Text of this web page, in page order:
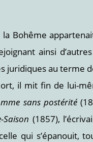
Bohême
ainsi
au terme
il mit fin de lui-
sans postérité
Saison (1857),
qui s’épanouit,